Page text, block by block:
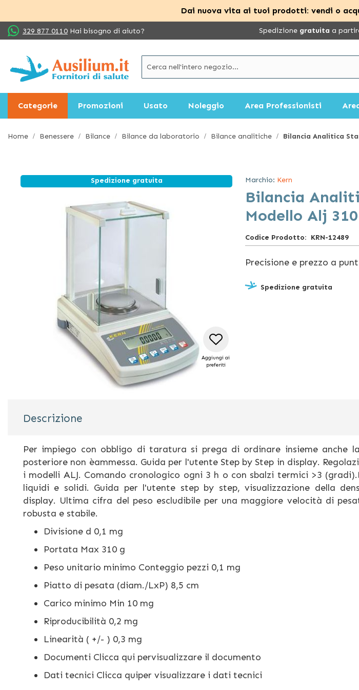
Dai nuova vita ai tuoi prodotti: vendi o
Salta
al
329 877 0110 Hai bisogno di aiuto? Spedizione gratuita a
Categorie Promozioni Usato Noleggio Area Professionisti
Home Benessere Bilance Bilance da laboratorio Bilance analitiche Bilancia Analitica
Spedizione gratuita
all'inizio
della
di
immagini
Aggiungi ai
preferiti
Marchio: Kern
Bilancia
Modello Alj
Codice Prodotto KRN-12489
Precisione e prezzo a
Spedizione gratuita
Descrizione
Per impiego con obbligo di taratura si prega di ordinare insieme anche
posteriore non èammessa. Guida per l'utente Step by Step in display.
i modelli ALJ. Comando cronologico ogni 3 h o con sbalzi termici >3
liquidi e solidi. Guida per l'utente step by step, visualizzazione della
display. Ultima cifra del peso escludibile per una maggiore velocità di
robusta e stabile.
Divisione d 0,1 mg
Portata Max 310 g
Peso unitario minimo Conteggio pezzi 0,1 mg
Piatto di pesata (diam./LxP) 8,5 cm
Carico minimo Min 10 mg
Riproducibilità 0,2 mg
Linearità ( +/- ) 0,3 mg
Documenti Clicca qui pervisualizzare il documento
Dati tecnici Clicca quiper visualizzare i dati tecnici